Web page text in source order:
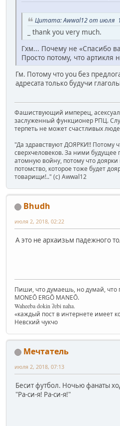
Цитата: Awwal12 от июля
_ thank you very much.
Гхм... Почему не «Спасибо
Просто потому, что артикля
Гм. Потому что you без
адресата только будучи
Фашиствующий имперец,
заслуженный функционер РПЦ.
терпеть не может счастливых
"Да здравствуют ДОЯРКИ!! Потому
сверхчеловеков. За ними
атомную войну, потому что
потомство, которое тоже будет
товарищи!.." (c) Awwal12
Bhudh
июля 2, 2018, 02:22
А это не архаизьм падежного
Пиши, что думаешь, но думай,
MONEŌ ERGŌ MANEŌ.
Waheeba dokin ʔebi naha.
«каждый пост в интернете имеет
Невский чукчо
Мечтатель
июля 2, 2018, 07:13
Бесит футбол. Ночью фанаты
"Ра-си-я! Ра-си-я!"